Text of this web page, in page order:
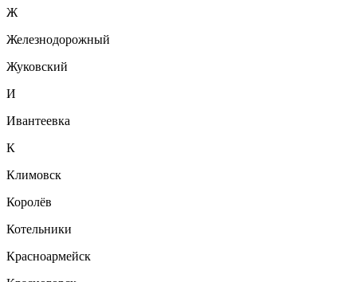
Ж
Железнодорожный
Жуковский
И
Ивантеевка
К
Климовск
Королёв
Котельники
Красноармейск